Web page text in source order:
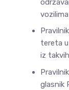
tereta
iz
glasnik